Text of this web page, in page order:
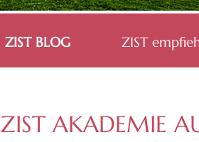
ZIST BLOG ZIST
ZIST AKADEMIE